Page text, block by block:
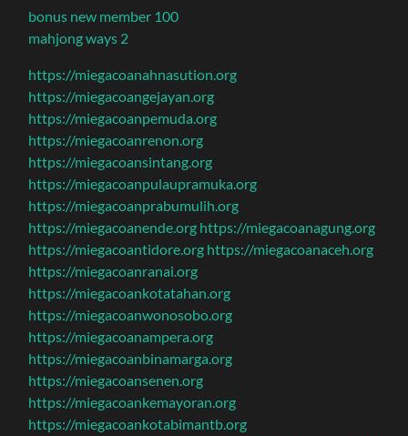
bonus new member 100
mahjong ways 2
https://miegacoanahnasution.org
https://miegacoangejayan.org
https://miegacoanpemuda.org
https://miegacoanrenon.org
https://miegacoansintang.org
https://miegacoanpulaupramuka.org
https://miegacoanprabumulih.org
https://miegacoanende.org https://miegacoanagung.org
https://miegacoantidore.org https://miegacoanaceh.org
https://miegacoanranai.org
https://miegacoankotatahan.org
https://miegacoanwonosobo.org
https://miegacoanampera.org
https://miegacoanbinamarga.org
https://miegacoansenen.org
https://miegacoankemayoran.org
https://miegacoankotabimantb.org